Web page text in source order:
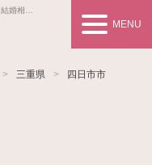
結婚相談所事業者情報や婚活お見合いの悩み、対策を紹介します。
MENU
三重県 四日市市